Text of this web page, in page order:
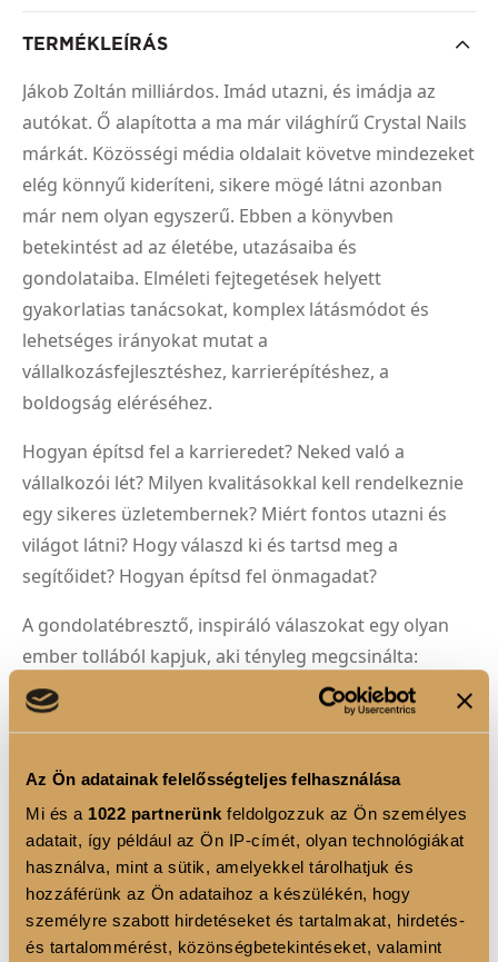
Az Ön adatainak felelősségteljes felhasználása
Mi és a 1022 partnerünk feldolgozzuk az Ön személyes
adatait, így például az Ön IP-címét, olyan technológiákat
használva, mint a sütik, amelyekkel tárolhatjuk és
hozzáférünk az Ön adataihoz a készülékén, hogy
személyre szabott hirdetéseket és tartalmakat, hirdetés-
és tartalommérést, közönségbetekintéseket, valamint
TERMÉKLEÍRÁS
Jákob Zoltán milliárdos. Imád utazni, és imádja az
autókat. Ő alapította a ma már világhírű Crystal Nails
márkát. Közösségi média oldalait követve mindezeket
elég könnyű kideríteni, sikere mögé látni azonban
már nem olyan egyszerű. Ebben a könyvben
betekintést ad az életébe, utazásaiba és
gondolataiba. Elméleti fejtegetések helyett
gyakorlatias tanácsokat, komplex látásmódot és
lehetséges irányokat mutat a
vállalkozásfejlesztéshez, karrierépítéshez, a
boldogság eléréséhez.
Hogyan építsd fel a karrieredet? Neked való a
vállalkozói lét? Milyen kvalitásokkal kell rendelkeznie
egy sikeres üzletembernek? Miért fontos utazni és
világot látni? Hogy válaszd ki és tartsd meg a
segítőidet? Hogyan építsd fel önmagadat?
A gondolatébresztő, inspiráló válaszokat egy olyan
ember tollából kapjuk, aki tényleg megcsinálta:
önerőből lett milliárdos.
„Gyerekkorom óta versenyző típus vagyok. Mindig meg
akartam mutatni másoknak, hogy tévednek velem
kapcsolatban, és igenis képes vagyok arra, amit nem
feltételeznek rólam. Úgy vélem, a gazdagságot, a pénz
korlátlan rendelkezésre állását és a munka értékét sokan
rosszul ítélik meg. A hatalmas vagyonom ellenére tudom,
hogy sok pénz nélkül is létezik boldogság, és hogy anyagi
bőségben sem feltétlenül elégedett az ember. Épp ezért